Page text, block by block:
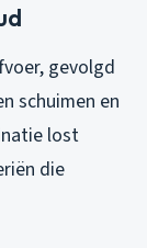
gevolgd
schuimen en
lost
die